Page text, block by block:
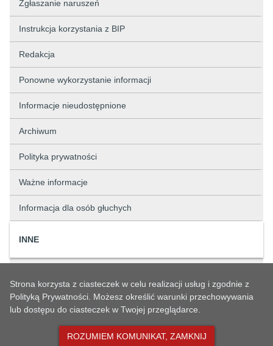
Zgłaszanie naruszeń
Instrukcja korzystania z BIP
Redakcja
Ponowne wykorzystanie informacji
Informacje nieudostępnione
Archiwum
Polityka prywatności
Ważne informacje
Informacja dla osób głuchych
INNE
Status sprawy
Strona korzysta z ciasteczek w celu realizacji usług i zgodnie z
Polityką Prywatności. Możesz określić warunki przechowywania
lub dostępu do ciasteczek w Twojej przeglądarce.
ROZUMIEM KOMUNIKAT, ZAMKNIJ